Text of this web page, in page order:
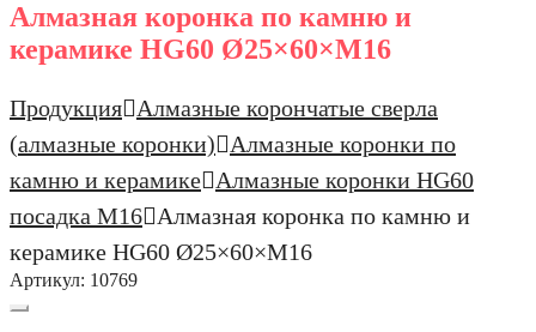
Алмазная коронка по камню и
керамике HG60 Ø25×60×М16
Продукция
Алмазные корончатые сверла
(алмазные коронки)
Алмазные коронки по
камню и керамике
Алмазные коронки HG60
посадка М16
Алмазная коронка по камню и
керамике HG60 Ø25×60×М16
Артикул: 10769